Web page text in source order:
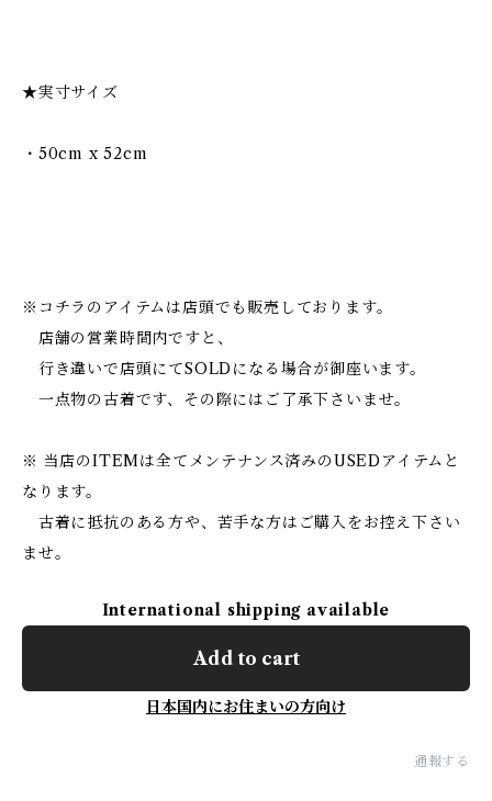
★実寸サイズ
・50cm x 52cm
※コチラのアイテムは店頭でも販売しております。
店舗の営業時間内ですと、
行き違いで店頭にてSOLDになる場合が御座います。
一点物の古着です、その際にはご了承下さいませ。
※ 当店のITEMは全てメンテナンス済みのUSEDアイテムと
なります。
古着に抵抗のある方や、苦手な方はご購入をお控え下さい
ませ。
International shipping available
Add to cart
日本国内にお住まいの方向け
通報する